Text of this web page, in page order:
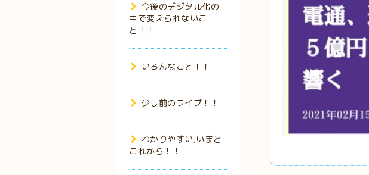
今後のデジタル化の
中で変えられないこ
と！！
いろんなこと！！
少し前のライブ！！
わかりやすい,いまと
これから！！